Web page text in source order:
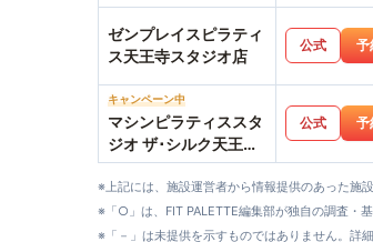
ゼンプレイスピラティ
ス天王寺スタジオ店
公式 予
キャンペーン中
マシンピラティススタ
ジオ ザ･シルク天王寺
MIO店
公式 予
※上記には、施設運営者から情報提供のあった施
※「○」は、FIT PALETTE編集部が独自の調査・
※「－」は未提供を示すものではありません。詳